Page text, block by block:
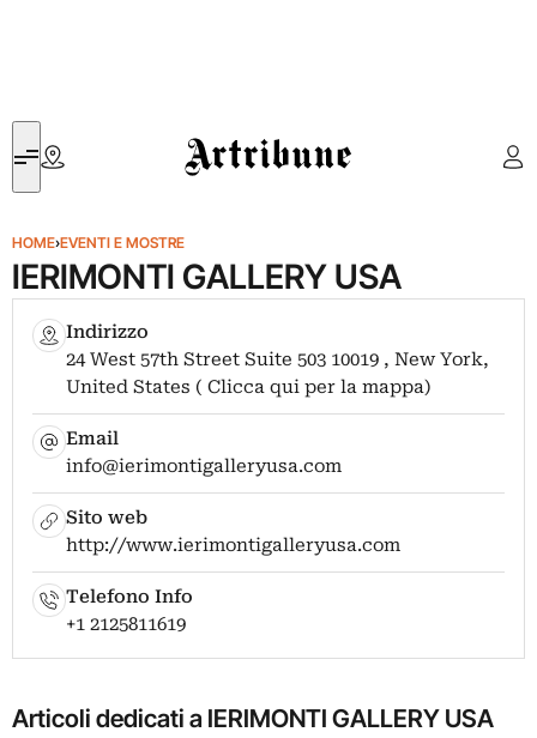
Artribune
HOME›EVENTI E MOSTRE
IERIMONTI GALLERY USA
Indirizzo
24 West 57th Street Suite 503 10019 , New York,
United States ( Clicca qui per la mappa)
Email
info@ierimontigalleryusa.com
Sito web
http://www.ierimontigalleryusa.com
Telefono Info
+1 2125811619
Articoli dedicati a IERIMONTI GALLERY USA